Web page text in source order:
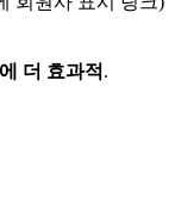
더 효과적 .